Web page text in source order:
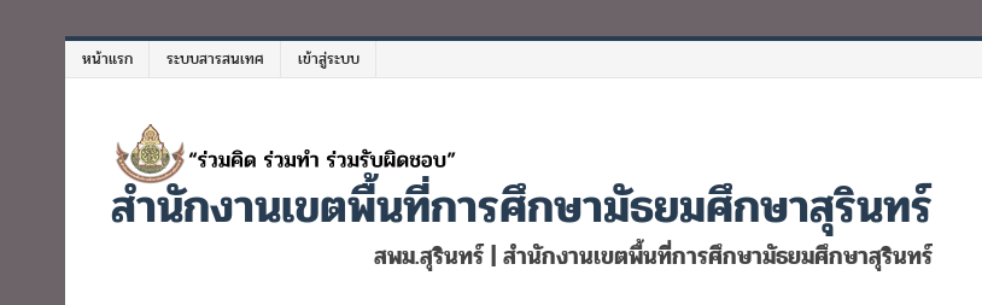
หน้าแรก ระบบสารสนเทศ เข้าสู่ระบบ
สำนักงานเขตพื้นที่การศึกษามัธยมศึกษาสุรินทร์
สพม.สุรินทร์ | สำนักงานเขตพื้นที่การศึกษามัธยมศึกษาสุรินทร์